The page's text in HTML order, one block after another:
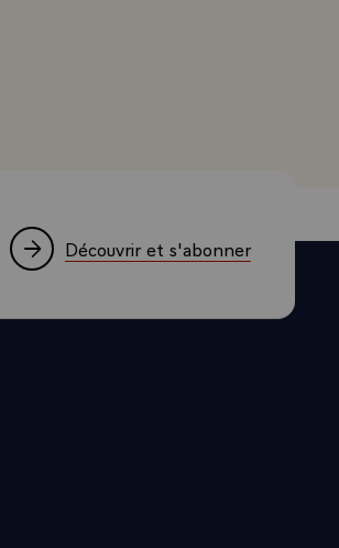
sur les relations franco
Découvrir et s'abonner